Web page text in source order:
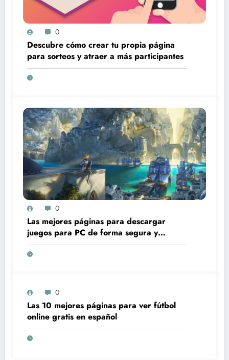
0
Descubre cómo crear tu propia página
para sorteos y atraer a más participantes
0
Las mejores páginas para descargar
juegos para PC de forma segura y
gratuita
0
Las 10 mejores páginas para ver fútbol
online gratis en español